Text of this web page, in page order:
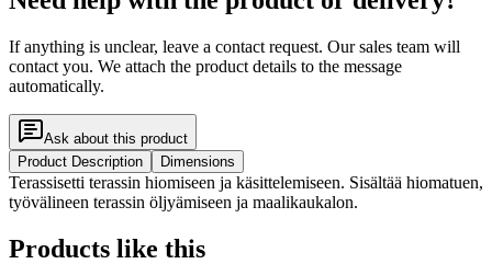
If anything is unclear, leave a contact request. Our sales team will
contact you. We attach the product details to the message
automatically.
Ask about this product
Product Description
Dimensions
Terassisetti terassin hiomiseen ja käsittelemiseen. Sisältää hiomatuen,
työvälineen terassin öljyämiseen ja maalikaukalon.
Products like this